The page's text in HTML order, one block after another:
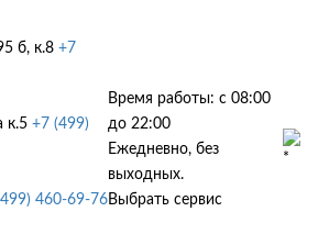
б, к.8 +7
к.5 +7 (499)
460-69-76
Время работы: с 08:00
до 22:00
Ежедневно, без
выходных.
Выбрать сервис